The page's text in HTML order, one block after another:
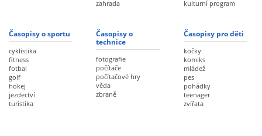
zahrada
kulturní program
Časopisy o sportu
cyklistika
fitness
fotbal
golf
hokej
jezdectví
turistika
Časopisy o
technice
fotografie
počítače
počítačové hry
věda
zbraně
Časopisy pro děti
kočky
komiks
mládež
pes
pohádky
teenager
zvířata